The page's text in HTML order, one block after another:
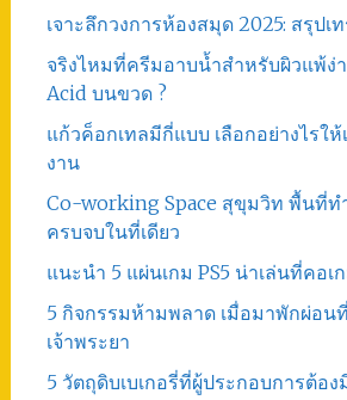
เจาะลึกวงการห้องสมุด 2025: สรุปเ
จริงไหมที่ครีมอาบน้ำสำหรับผิวแพ้ง่
Acid บนขวด ?
แก้วค็อกเทลมีกี่แบบ เลือกอย่างไรใ
งาน
Co-working Space สุขุมวิท พื้นที่ท
ครบจบในที่เดียว
แนะนำ 5 แผ่นเกม PS5 น่าเล่นที่คอเ
5 กิจกรรมห้ามพลาด เมื่อมาพักผ่อ
เจ้าพระยา
5 วัตถุดิบเบเกอรี่ที่ผู้ประกอบการต้อ